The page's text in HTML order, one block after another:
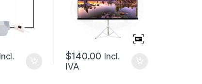
Incl.
$140.00 Incl.
IVA